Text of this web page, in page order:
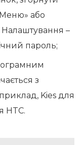
або
–
пароль;
з
Kies для
HTC.